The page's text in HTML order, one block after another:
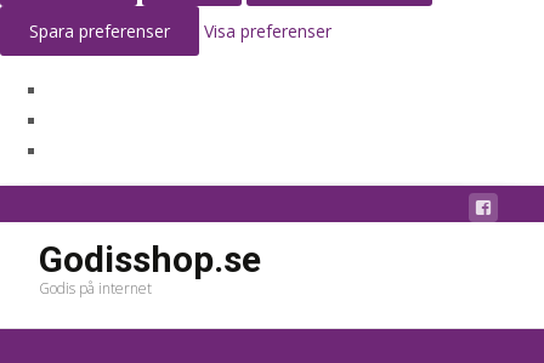
Spara preferenser Visa preferenser
Godisshop.se
Godis på internet